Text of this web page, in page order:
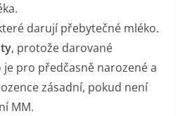
darují přebytečné mléko.
, protože darované
pro předčasně narozené a
zásadní, pokud není
MM.